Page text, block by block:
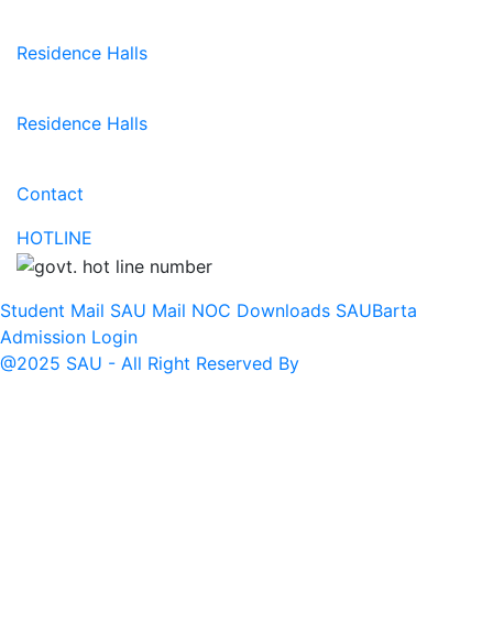
Residence Halls
Residence Halls
Contact
HOTLINE
Student Mail SAU Mail NOC Downloads SAUBarta
Admission Login
@2025 SAU - All Right Reserved By